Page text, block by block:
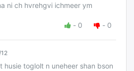
ni ch hvrehgvi ichmeer ym
- 0 - 0
husie toglolt n uneheer shan bson